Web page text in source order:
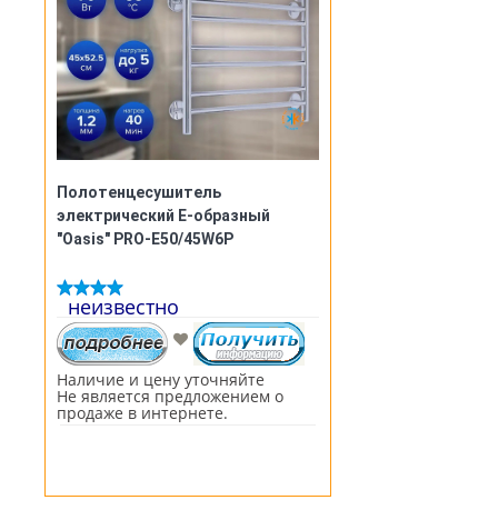
Полотенцесушитель
электрический Е-образный
"Oasis" PRO-E50/45W6P
неизвестно
Наличие и цену уточняйте
Не является предложением о
продаже в интернете.